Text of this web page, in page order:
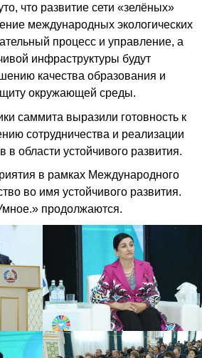
что развитие сети «зелёных»
международных экологических
процесс и управление, а
инфраструктуры будут
качества образования и
окружающей среды.
саммита выразили готовность к
сотрудничества и реализации
в области устойчивого развития.
в рамках Международного
во имя устойчивого развития.
продолжаются.